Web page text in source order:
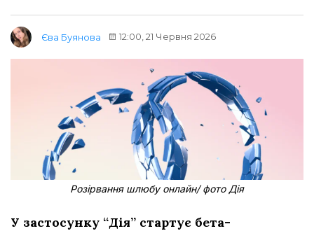
Єва Буянова 12:00, 21 Червня 2026
Розірвання шлюбу онлайн/ фото Дія
У застосунку “Дія” стартує бета-